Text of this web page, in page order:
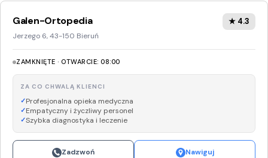
Galen-Ortopedia
Jerzego 6, 43-150 Bieruń
★ 4.3
ZAMKNIĘTE · OTWARCIE: 08:00
ZA CO CHWALĄ KLIENCI
Profesjonalna opieka medyczna
Empatyczny i życzliwy personel
Szybka diagnostyka i leczenie
Zadzwoń Nawiguj